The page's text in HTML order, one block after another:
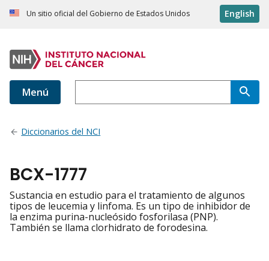
Un sitio oficial del Gobierno de Estados Unidos English
Menú
Diccionarios del NCI
BCX-1777
Sustancia en estudio para el tratamiento de algunos
tipos de leucemia y linfoma. Es un tipo de inhibidor de
la enzima purina-nucleósido fosforilasa (PNP).
También se llama clorhidrato de forodesina.